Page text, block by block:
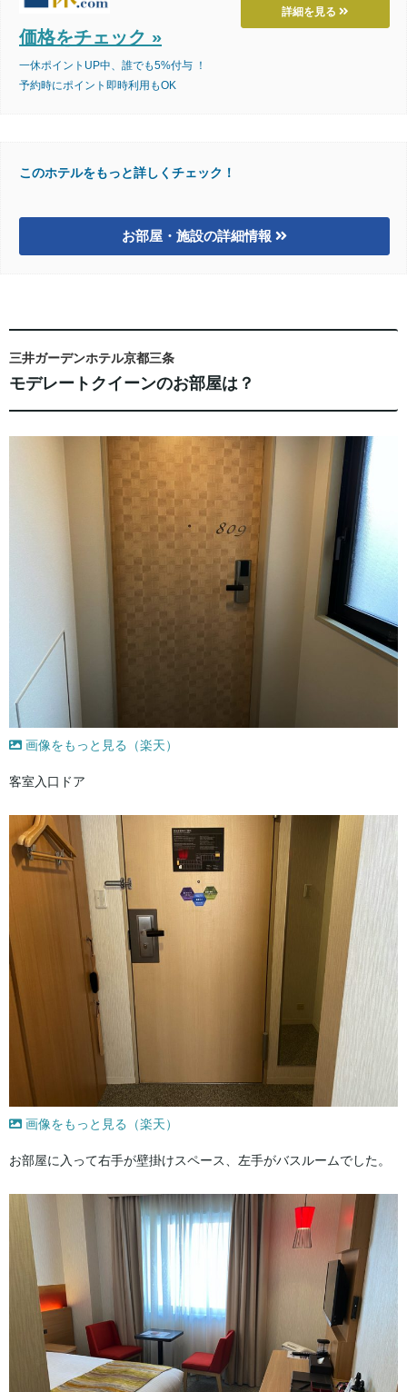
詳細を見る
価格をチェック »
一休ポイントUP中、誰でも5%付与 ！
予約時にポイント即時利用もOK
このホテルをもっと詳しくチェック！
お部屋・施設の詳細情報
三井ガーデンホテル京都三条
モデレートクイーンのお部屋は？
画像をもっと見る（楽天）
客室入口ドア
画像をもっと見る（楽天）
お部屋に入って右手が壁掛けスペース、左手がバスルームでした。